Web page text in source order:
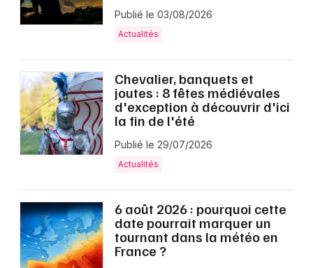
Publié le 03/08/2026
Actualités
Chevalier, banquets et
joutes : 8 fêtes médiévales
d'exception à découvrir d'ici
la fin de l'été
Publié le 29/07/2026
Actualités
6 août 2026 : pourquoi cette
date pourrait marquer un
tournant dans la météo en
France ?